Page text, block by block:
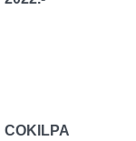
Lic.
COKILPA